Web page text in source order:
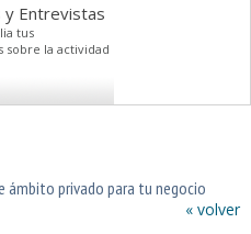
Entrevistas
tus
sobre la actividad
ámbito privado para tu negocio
« volver